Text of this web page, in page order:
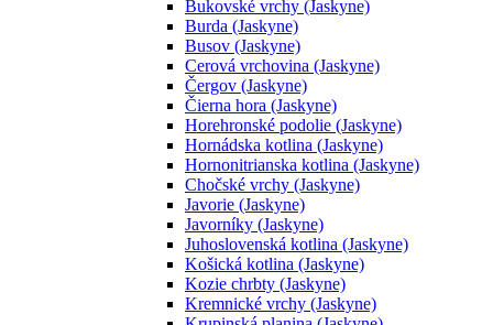
Bukovské vrchy (Jaskyne)
Burda (Jaskyne)
Busov (Jaskyne)
Cerová vrchovina (Jaskyne)
Čergov (Jaskyne)
Čierna hora (Jaskyne)
Horehronské podolie (Jaskyne)
Hornádska kotlina (Jaskyne)
Hornonitrianska kotlina (Jaskyne)
Chočské vrchy (Jaskyne)
Javorie (Jaskyne)
Javorníky (Jaskyne)
Juhoslovenská kotlina (Jaskyne)
Košická kotlina (Jaskyne)
Kozie chrbty (Jaskyne)
Kremnické vrchy (Jaskyne)